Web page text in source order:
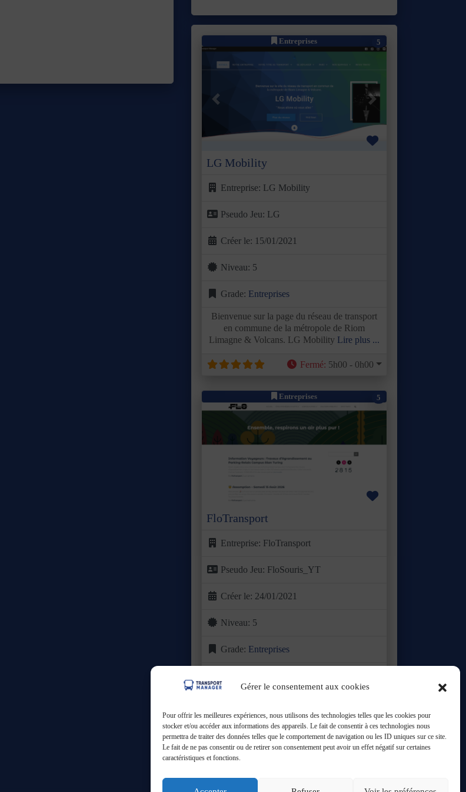
Gérer le consentement aux cookies
Pour offrir les meilleures expériences, nous utilisons des technologies telles que les cookies pour
stocker et/ou accéder aux informations des appareils. Le fait de consentir à ces technologies nous
permettra de traiter des données telles que le comportement de navigation ou les ID uniques sur ce site.
Le fait de ne pas consentir ou de retirer son consentement peut avoir un effet négatif sur certaines
caractéristiques et fonctions.
Entreprises 5
Favori
Précédent Suivant
LG Mobility
Entreprise: LG Mobility
Pseudo Jeu: LG
Créer le: 15/01/2021
Niveau: 5
Grade: Entreprises
Bienvenue sur la page du réseau de transport
en commune de la métropole de Riom
Limagne & Volcans. LG Mobility Lire plus ...
Fermé: 5h00 - 0h00
Entreprises 5
Favori
Précédent
FloTransport
Entreprise: FloTransport
Pseudo Jeu: FloSouris_YT
Créer le: 24/01/2021
Niveau: 5
Grade: Entreprises
le jour en 2021 avec une ambition claire :
Ouvert:24h/24